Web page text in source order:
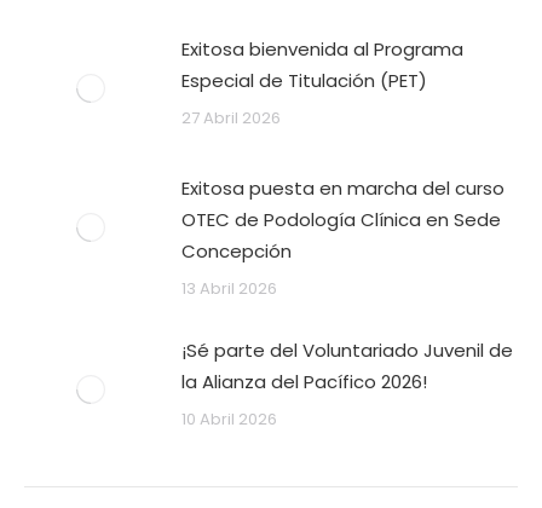
Exitosa bienvenida al Programa
Especial de Titulación (PET)
27 Abril 2026
Exitosa puesta en marcha del curso
OTEC de Podología Clínica en Sede
Concepción
13 Abril 2026
¡Sé parte del Voluntariado Juvenil de
la Alianza del Pacífico 2026!
10 Abril 2026